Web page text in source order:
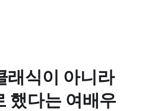
래식이 아니라
했다는 여배우